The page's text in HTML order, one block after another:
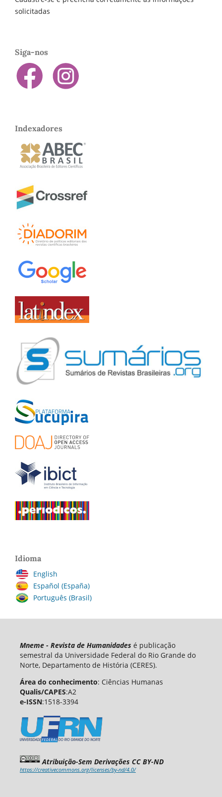
solicitadas
Siga-nos
Indexadores
Idioma
English
Español (España)
Português (Brasil)
Mneme - Revista de Humanidades é publicação
semestral da Universidade Federal do Rio Grande do
Norte, Departamento de História (CERES).
Área do conhecimento: Ciências Humanas
Qualis/CAPES:A2
e-ISSN:1518-3394
Atribuição-Sem Derivações CC BY-ND
https://creativecommons.org/licenses/by-nd/4.0/